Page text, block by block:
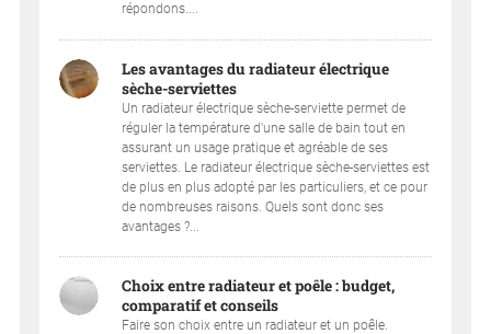
répondons....
Les avantages du radiateur électrique
sèche-serviettes
Un radiateur électrique sèche-serviette permet de
réguler la température d'une salle de bain tout en
assurant un usage pratique et agréable de ses
serviettes. Le radiateur électrique sèche-serviettes est
de plus en plus adopté par les particuliers, et ce pour
de nombreuses raisons. Quels sont donc ses
avantages ?...
Choix entre radiateur et poêle : budget,
comparatif et conseils
Faire son choix entre un radiateur et un poêle.